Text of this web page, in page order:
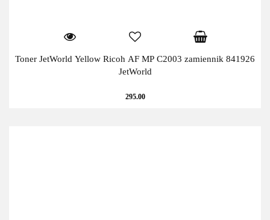
Toner JetWorld Yellow Ricoh AF MP C2003 zamiennik 841926
JetWorld
295.00